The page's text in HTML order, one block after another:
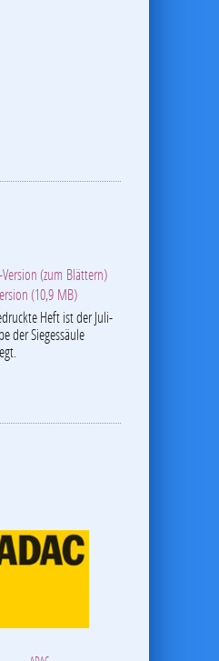
Version (zum Blättern)
(10,9 MB)
Heft ist der Juli-
der Siegessäule
Stone Brewing